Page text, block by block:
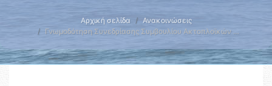
Αρχική σελίδα
Ανακοινώσεις
Γνωμοδότηση Συνεδρίασης Συμβουλίου Ακτοπλοϊκών …